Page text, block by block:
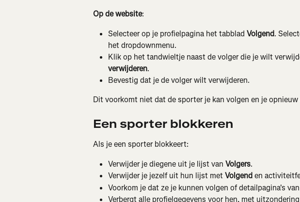
Op de website:
Selecteer op je profielpagina het tabblad Volgend.
het dropdownmenu.
Klik op het tandwieltje naast de volger die je wilt
verwijderen.
Bevestig dat je de volger wilt verwijderen.
Dit voorkomt niet dat de sporter je kan volgen en je
Een sporter blokkeren
Als je een sporter blokkeert:
Verwijder je diegene uit je lijst van Volgers.
Verwijder je jezelf uit hun lijst met Volgend en
Voorkom je dat ze je kunnen volgen of detailpagina's
Verbergt alle profielgegevens voor hen, met